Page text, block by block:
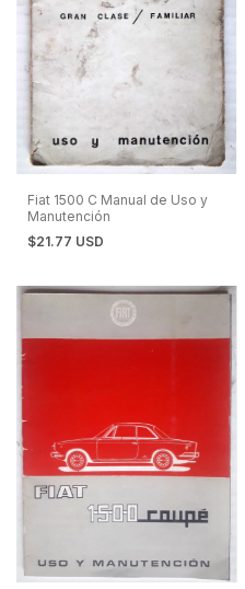
Fiat 1500 C Manual de Uso y
Manutención
$21.77 USD